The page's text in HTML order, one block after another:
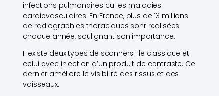
infections pulmonaires ou les maladies
cardiovasculaires. En France, plus de 13 millions
de radiographies thoraciques sont réalisées
chaque année, soulignant son importance.
Il existe deux types de scanners : le classique et
celui avec injection d’un produit de contraste. Ce
dernier améliore la visibilité des tissus et des
vaisseaux.